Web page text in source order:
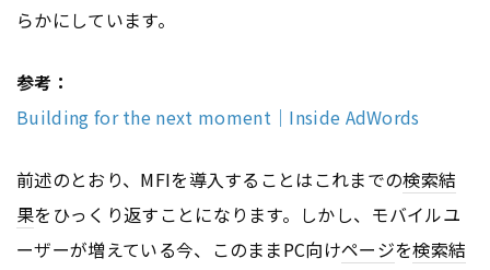
らかにしています。
参考：
Building for the next moment｜Inside AdWords
前述のとおり、MFIを導入することはこれまでの検索結
果をひっくり返すことになります。しかし、モバイルユ
ーザーが増えている今、このままPC向けページを検索結